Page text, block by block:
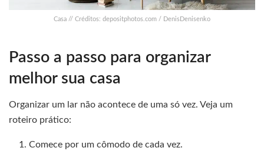
Casa // Créditos: depositphotos.com / DenisDenisenko
Passo a passo para organizar
melhor sua casa
Organizar um lar não acontece de uma só vez. Veja um
roteiro prático:
Comece por um cômodo de cada vez.